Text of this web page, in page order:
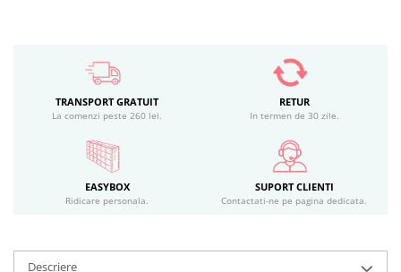
TRANSPORT GRATUIT
La comenzi peste 260 lei.
RETUR
In termen de 30 zile.
EASYBOX
Ridicare personala.
SUPORT CLIENTI
Contactati-ne pe pagina dedicata.
Descriere